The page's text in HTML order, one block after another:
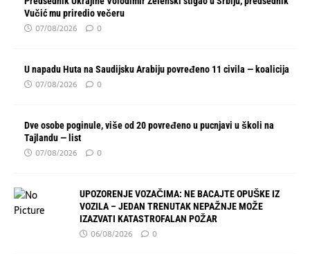
Vučić mu priredio večeru
07/08/2026 0
U napadu Huta na Saudijsku Arabiju povređeno 11 civila — koalicija
07/08/2026 0
Dve osobe poginule, više od 20 povređeno u pucnjavi u školi na
Tajlandu — list
07/08/2026 0
UPOZORENJE VOZAČIMA: NE BACAJTE OPUŠKE IZ
VOZILA – JEDAN TRENUTAK NEPAŽNJE MOŽE
IZAZVATI KATASTROFALAN POŽAR
06/08/2026 0